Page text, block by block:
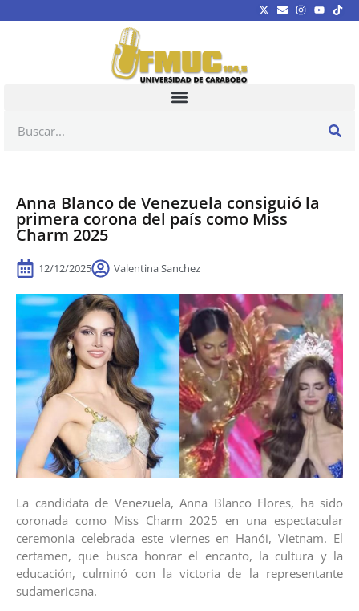
Anna Blanco de Venezuela consiguió la
primera corona del país como Miss
Charm 2025
12/12/2025 Valentina Sanchez
La candidata de Venezuela, Anna Blanco Flores, ha sido
coronada como Miss Charm 2025 en una espectacular
ceremonia celebrada este viernes en Hanói, Vietnam. El
certamen, que busca honrar el encanto, la cultura y la
educación, culminó con la victoria de la representante
sudamericana.